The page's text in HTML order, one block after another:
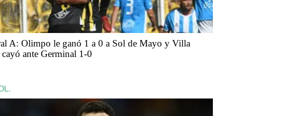
A: Olimpo le ganó 1 a 0 a Sol de Mayo y Villa
ante Germinal 1-0